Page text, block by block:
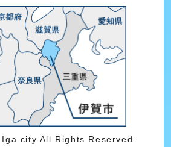
city All Rights Reserved.